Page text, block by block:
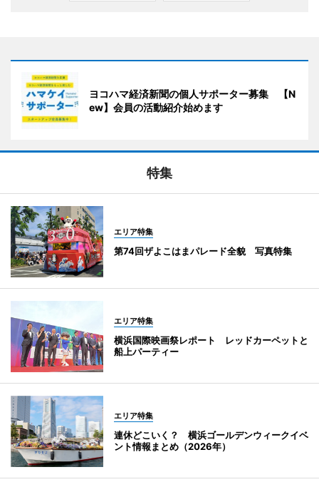
ヨコハマ経済新聞の個人サポーター募集 【N
ew】会員の活動紹介始めます
特集
エリア特集
第74回ザよこはまパレード全貌 写真特集
エリア特集
横浜国際映画祭レポート レッドカーペットと
船上パーティー
エリア特集
連休どこいく？ 横浜ゴールデンウィークイベ
ント情報まとめ（2026年）